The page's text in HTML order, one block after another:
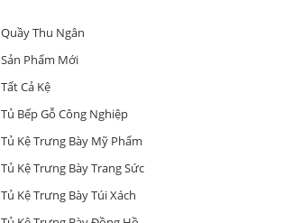
Quầy Thu Ngân
Sản Phẩm Mới
Tất Cả Kệ
Tủ Bếp Gỗ Công Nghiệp
Tủ Kệ Trưng Bày Mỹ Phẩm
Tủ Kệ Trưng Bày Trang Sức
Tủ Kệ Trưng Bày Túi Xách